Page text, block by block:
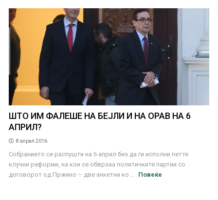
ШТО ИМ ФАЛЕШЕ НА БЕЈЛИ И НА ОРАВ НА 6
АПРИЛ?
8 април 2016
Собранието се распушти на 6 април без да ги исполни петте
клучни реформи, на кои се обврзаа политичките партии со
договорот од Пржино – две анкетни ко ...
Повеќе